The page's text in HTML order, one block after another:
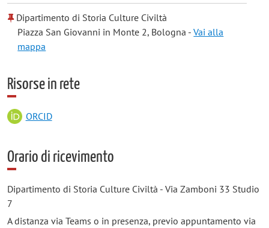
Dipartimento di Storia Culture Civiltà
Piazza San Giovanni in Monte 2, Bologna -Vai alla
mappa
Risorse in rete
ORCID
Orario di ricevimento
Dipartimento di Storia Culture Civiltà - Via Zamboni 33 Studio
7
A distanza via Teams o in presenza, previo appuntamento via